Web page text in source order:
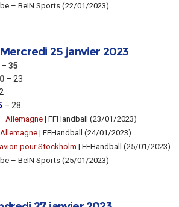
– BeIN Sports (22/01/2023)
25 janvier 2023
– 35
– 23
– 28
Allemagne | FFHandball (23/01/2023)
| FFHandball (24/01/2023)
pour Stockholm | FFHandball (25/01/2023)
– BeIN Sports (25/01/2023)